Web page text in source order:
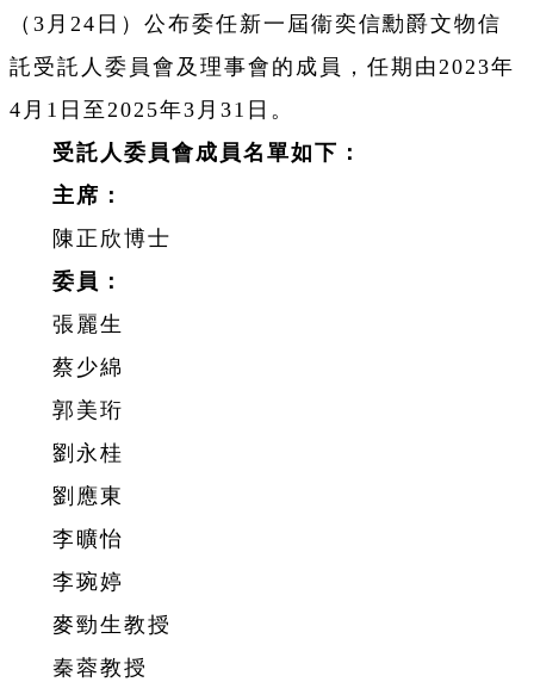
（3月24日）公布委任新一屆衞奕信勳爵文物信
託受託人委員會及理事會的成員，任期由2023年
4月1日至2025年3月31日。
受託人委員會成員名單如下：
主席：
陳正欣博士
委員：
張麗生
蔡少綿
郭美珩
劉永桂
劉應東
李曠怡
李琬婷
麥勁生教授
秦蓉教授